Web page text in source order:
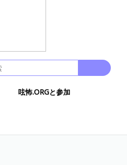
呟怖.ORGと参加